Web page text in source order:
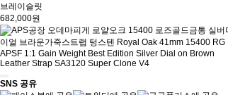
브레이슬릿
682,000원
SNS 공유